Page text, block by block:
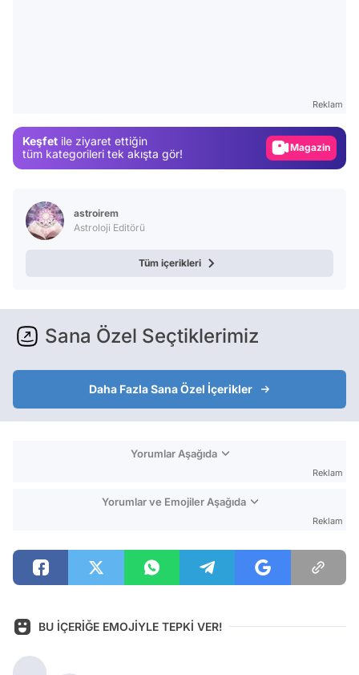
Reklam
Keşfet ile ziyaret ettiğin
tüm kategorileri tek akışta gör!
Magazin
astroirem
Astroloji Editörü
Tüm içerikleri
Sana Özel Seçtiklerimiz
Daha Fazla Sana Özel İçerikler
Yorumlar Aşağıda
Reklam
Yorumlar ve Emojiler Aşağıda
Reklam
BU İÇERİĞE EMOJİYLE TEPKİ VER!